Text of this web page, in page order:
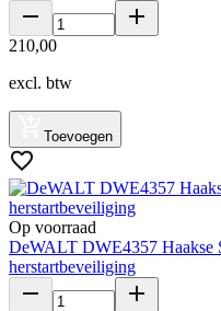
210,00
excl. btw
Toevoegen
Op voorraad
DeWALT DWE4357 Haakse
herstartbeveiliging